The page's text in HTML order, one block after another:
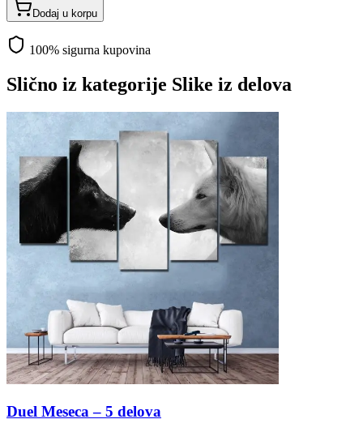
Dodaj u korpu
100% sigurna kupovina
Slično iz kategorije Slike iz delova
Duel Meseca – 5 delova